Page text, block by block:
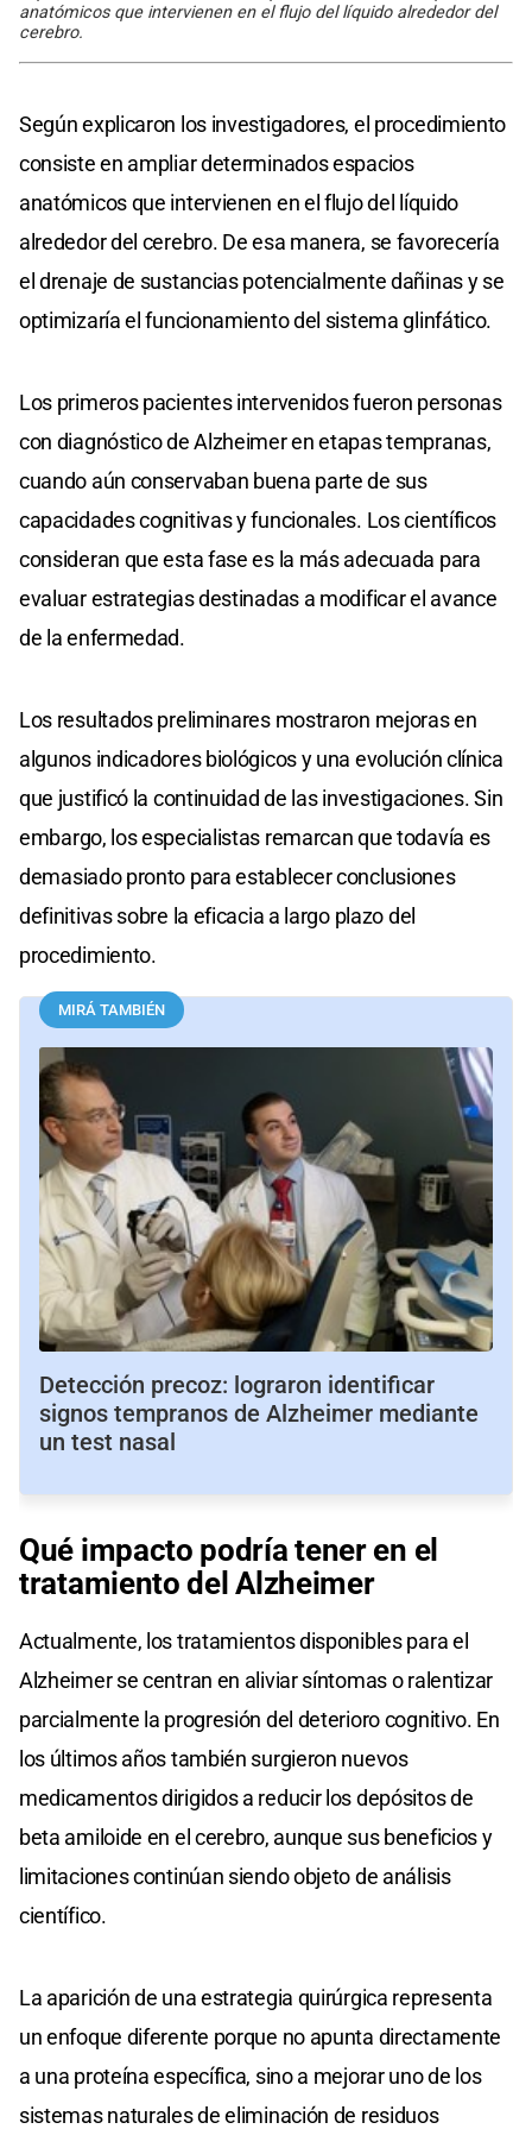
anatómicos que intervienen en el flujo del líquido alrededor del
cerebro.
Según explicaron los investigadores, el procedimiento
consiste en ampliar determinados espacios
anatómicos que intervienen en el flujo del líquido
alrededor del cerebro. De esa manera, se favorecería
el drenaje de sustancias potencialmente dañinas y se
optimizaría el funcionamiento del sistema glinfático.
Los primeros pacientes intervenidos fueron personas
con diagnóstico de Alzheimer en etapas tempranas,
cuando aún conservaban buena parte de sus
capacidades cognitivas y funcionales. Los científicos
consideran que esta fase es la más adecuada para
evaluar estrategias destinadas a modificar el avance
de la enfermedad.
Los resultados preliminares mostraron mejoras en
algunos indicadores biológicos y una evolución clínica
que justificó la continuidad de las investigaciones. Sin
embargo, los especialistas remarcan que todavía es
demasiado pronto para establecer conclusiones
definitivas sobre la eficacia a largo plazo del
procedimiento.
MIRÁ TAMBIÉN
Detección precoz: lograron identificar
signos tempranos de Alzheimer mediante
un test nasal
Qué impacto podría tener en el
tratamiento del Alzheimer
Actualmente, los tratamientos disponibles para el
Alzheimer se centran en aliviar síntomas o ralentizar
parcialmente la progresión del deterioro cognitivo. En
los últimos años también surgieron nuevos
medicamentos dirigidos a reducir los depósitos de
beta amiloide en el cerebro, aunque sus beneficios y
limitaciones continúan siendo objeto de análisis
científico.
La aparición de una estrategia quirúrgica representa
un enfoque diferente porque no apunta directamente
a una proteína específica, sino a mejorar uno de los
sistemas naturales de eliminación de residuos